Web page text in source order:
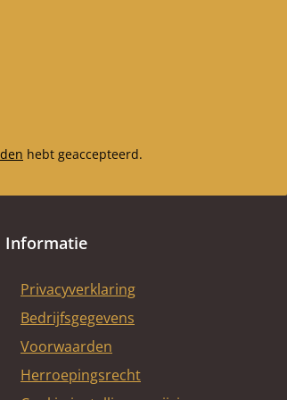
hebt geaccepteerd.
Informatie
Privacyverklaring
Bedrijfsgegevens
Voorwaarden
Herroepingsrecht